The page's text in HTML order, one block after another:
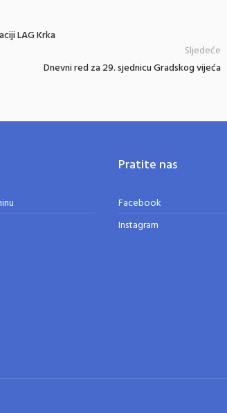
LAG Krka
Dnevni red za 29. sjednicu Gradskog vijeća
Sljedeće
Pratite nas
Facebook
Instagram